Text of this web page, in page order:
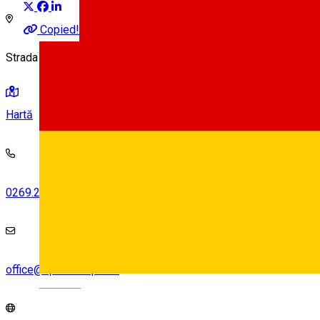
Copied!
Strada Hipodromului 2, Sibiu, România
Hartă
0269.256.545
office@apmsb.anpm.ro